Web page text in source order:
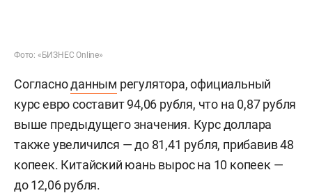
Фото: «БИЗНЕС Online»
Согласноданным регулятора, официальный
курс евро составит 94,06 рубля, что на 0,87 рубля
выше предыдущего значения. Курс доллара
также увеличился — до 81,41 рубля, прибавив 48
копеек. Китайский юань вырос на 10 копеек —
до 12,06 рубля.